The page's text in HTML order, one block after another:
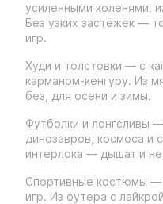
усиленными коленями,
Без узких застёжек —
игр.
Худи и толстовки — с
карманом-кенгуру. Из
без, для осени и зимы.
Футболки и лонгсливы
динозавров, космоса и
интерлока — дышат и
Спортивные костюмы —
игр. Из футера с